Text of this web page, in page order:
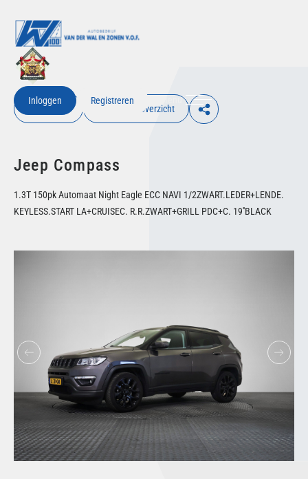
Inloggen Registreren Menu
€ Inloggen Terug naar overzicht
Jeep Compass
1.3T 150pk Automaat Night Eagle ECC NAVI 1/2ZWART.LEDER+LENDE.
KEYLESS.START LA+CRUISEC. R.R.ZWART+GRILL PDC+C. 19''BLACK